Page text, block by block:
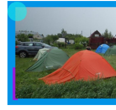
Вице-президент
Вице-президент Груба
Главный бухгалтер
Конференция ОООИБРС
Конференция ОООИБРС
Экспертный совет